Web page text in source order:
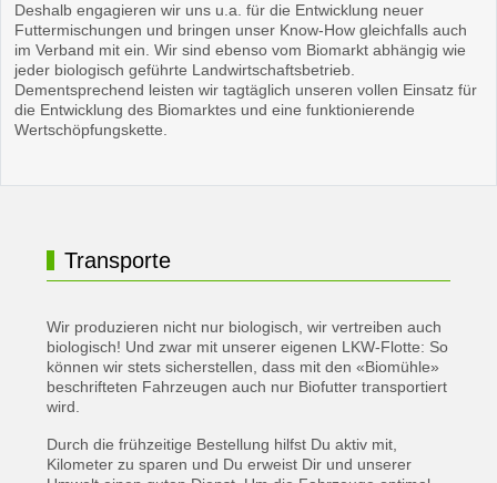
Deshalb engagieren wir uns u.a. für die Entwicklung neuer
Futtermischungen und bringen unser Know-How gleichfalls auch
im Verband mit ein. Wir sind ebenso vom Biomarkt abhängig wie
jeder biologisch geführte Landwirtschaftsbetrieb.
Dementsprechend leisten wir tagtäglich unseren vollen Einsatz für
die Entwicklung des Biomarktes und eine funktionierende
Wertschöpfungskette.
Transporte
Wir produzieren nicht nur biologisch, wir vertreiben auch
biologisch! Und zwar mit unserer eigenen LKW-Flotte: So
können wir stets sicherstellen, dass mit den «Biomühle»
beschrifteten Fahrzeugen auch nur Biofutter transportiert
wird.
Durch die frühzeitige Bestellung hilfst Du aktiv mit,
Kilometer zu sparen und Du erweist Dir und unserer